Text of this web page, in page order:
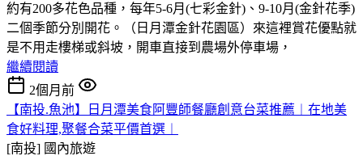
約有200多花色品種，每年5-6月(七彩金針)、9-10月(金針花季)
二個季節分別開花。（日月潭金針花園區）來這裡賞花優點就
是不用走樓梯或斜坡，開車直接到農場外停車場，
繼續閱讀
2個月前
【南投.魚池】日月潭美食阿豐師餐廳創意台菜推薦︱在地美
食好料理,聚餐合菜平價首選︱
[南投] 國內旅遊